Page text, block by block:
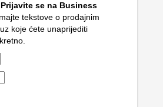
Prijavite se na Business
tekstove o prodajnim
koje ćete unaprijediti